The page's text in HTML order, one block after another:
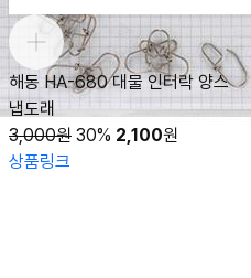
해동 HA-680 대물 인터락 양스
냅도래
3,000원 30% 2,100원
상품링크